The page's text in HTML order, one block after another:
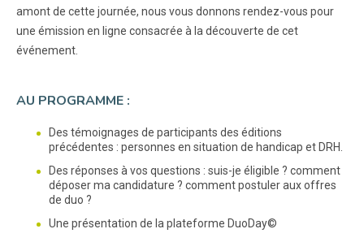
amont de cette journée, nous vous donnons rendez-vous pour
une émission en ligne consacrée à la découverte de cet
événement.
AU PROGRAMME :
Des témoignages de participants des éditions
précédentes : personnes en situation de handicap et DRH.
Des réponses à vos questions : suis-je éligible ? comment
déposer ma candidature ? comment postuler aux offres
de duo ?
Une présentation de la plateforme DuoDay©